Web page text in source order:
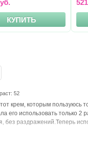
КУПИТЬ
52
крем, которым пользуюсь
его использовать только 2
без раздражений.Теперь